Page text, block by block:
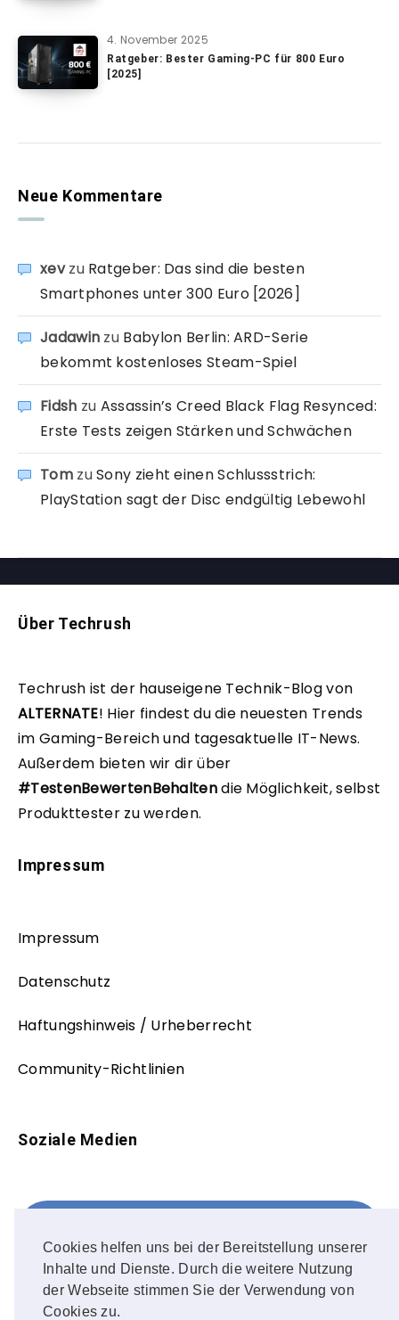
Cookies helfen uns bei der Bereitstellung unserer
Inhalte und Dienste. Durch die weitere Nutzung
der Webseite stimmen Sie der Verwendung von
Cookies zu.
4. November 2025
Ratgeber: Bester Gaming-PC für 800 Euro
[2025]
Neue Kommentare
xevzu Ratgeber: Das sind die besten
Smartphones unter 300 Euro [2026]
Jadawin zu Babylon Berlin: ARD-Serie
bekommt kostenloses Steam-Spiel
Fidsh zu Assassin’s Creed Black Flag Resynced:
Erste Tests zeigen Stärken und Schwächen
TomzuSony zieht einen Schlussstrich:
PlayStation sagt der Disc endgültig Lebewohl
Über Techrush
Techrush ist der hauseigene Technik-Blog von
ALTERNATE! Hier findest du die neuesten Trends
im Gaming-Bereich und tagesaktuelle IT-News.
Außerdem bieten wir dir über
#TestenBewertenBehaltendie Möglichkeit, selbst
Produkttester zu werden.
Impressum
Impressum
Datenschutz
Haftungshinweis / Urheberrecht
Community-Richtlinien
Soziale Medien
FOLLOW ME!
Instagram
OUR PHOTOS!